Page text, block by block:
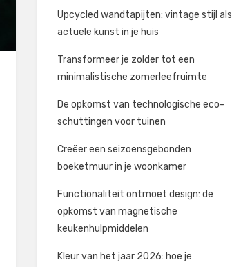
Upcycled wandtapijten: vintage stijl als
actuele kunst in je huis
Transformeer je zolder tot een
minimalistische zomerleefruimte
De opkomst van technologische eco-
schuttingen voor tuinen
Creëer een seizoensgebonden
boeketmuur in je woonkamer
Functionaliteit ontmoet design: de
opkomst van magnetische
keukenhulpmiddelen
Kleur van het jaar 2026: hoe je